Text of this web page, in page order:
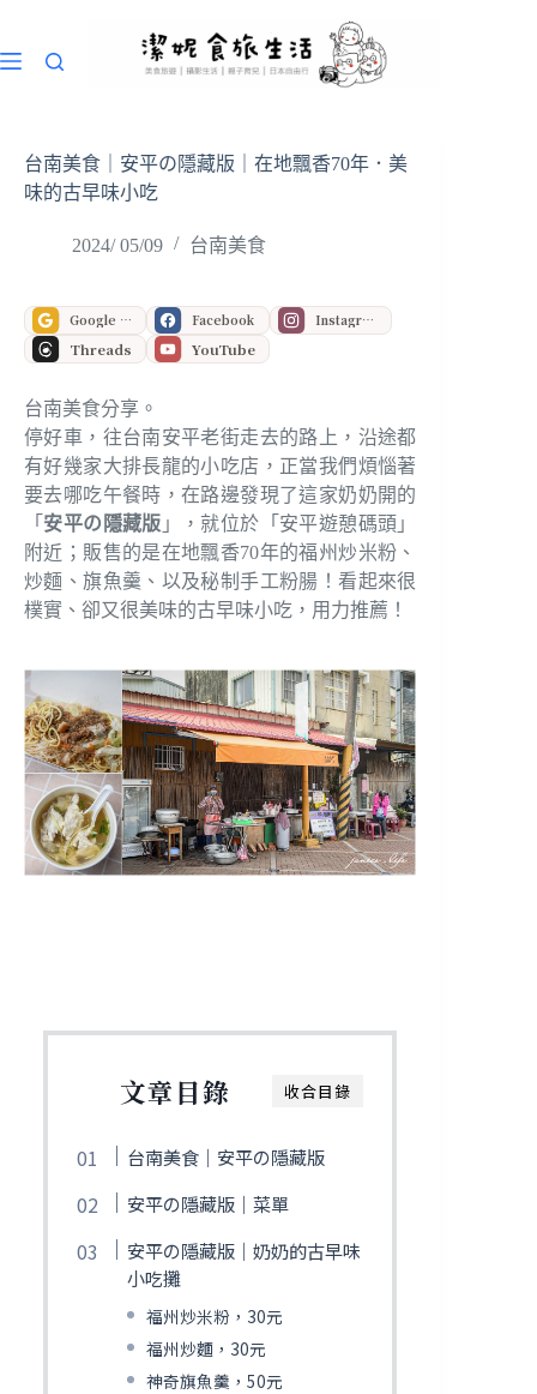
主
台南美食｜安平の隱藏版｜在地飄香70年．美
味的古早味小吃
2024/ 05/09 台南美食
Google 偏好來源 Facebook Instagram
Threads YouTube
台南美食分享。
停好車，往台南安平老街走去的路上，沿途都
有好幾家大排長龍的小吃店，正當我們煩惱著
要去哪吃午餐時，在路邊發現了這家奶奶開的
「 安平の隱藏版 」，就位於「安平遊憩碼頭」
附近；販售的是在地飄香70年的福州炒米粉、
炒麵、旗魚羹、以及秘制手工粉腸！看起來很
樸實、卻又很美味的古早味小吃，用力推薦！
收合目錄
文章目錄
台南美食｜安平の隱藏版
安平の隱藏版｜菜單
安平の隱藏版｜奶奶的古早味
小吃攤
福州炒米粉，30元
福州炒麵，30元
神奇旗魚羹，50元